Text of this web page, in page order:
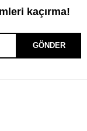
kaçırma!
GÖNDER